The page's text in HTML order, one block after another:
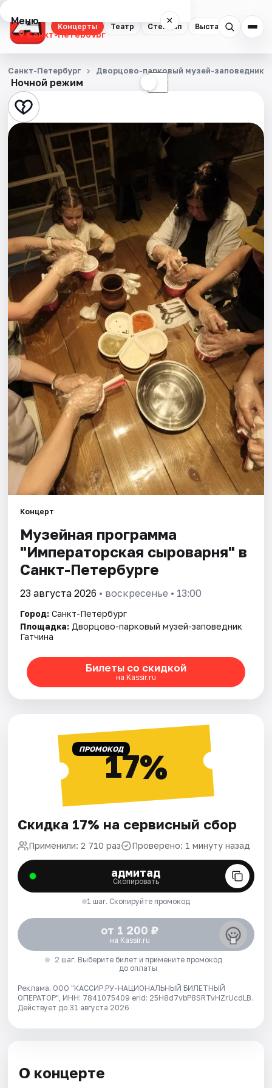
Концерты Театр Стендап Выставки
Меню ×
Санкт-Петербург
Концерты
Театр
Стендап
Выставки
Квесты
Экскурсии
Спорт
События
Города
Площадки
Артисты
Рейтинги
Ночной режим ☾
Санкт-Петербург Дворцово-парковый музей-заповедник
Концерт
Музейная программа
"Императорская сыроварня" в
Санкт-Петербурге
23 августа 2026 • воскресенье • 13:00
Город: Санкт-Петербург
Площадка: Дворцово-парковый музей-заповедник
Гатчина
Билеты со скидкой
на Kassir.ru
ПРОМОКОД17%
Скидка 17% на сервисный сбор
Применили: 2 710 раз Проверено: 1 минуту назад
адмитад
Скопировать
1 шаг. Скопируйте промокод
от 1 200 ₽
на Kassir.ru
2 шаг. Выберите билет и примените промокод
до оплаты
Реклама. ООО "КАССИР.РУ-НАЦИОНАЛЬНЫЙ БИЛЕТНЫЙ
ОПЕРАТОР", ИНН: 7841075409 erid: 25H8d7vbP8SRTvHZrUcdLB.
Действует до 31 августа 2026
О концерте